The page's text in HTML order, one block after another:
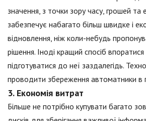
значення, з точки зору часу, грошей та
забезпечує набагато більш швидке і
відновлення, ніж коли-небудь
рішення. Іноді кращий спосіб
підготуватися до неї заздалегідь.
проводити збереження автоматники в
3. Економія витрат
Більше не потрібно купувати багато